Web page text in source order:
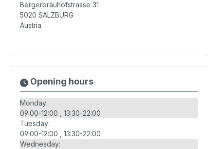
Bergerbräuhofstrasse 31
5020 SALZBURG
Austria
Opening hours
Monday:
09:00-12:00
13:30-22:00
Tuesday:
09:00-12:00
13:30-22:00
Wednesday: